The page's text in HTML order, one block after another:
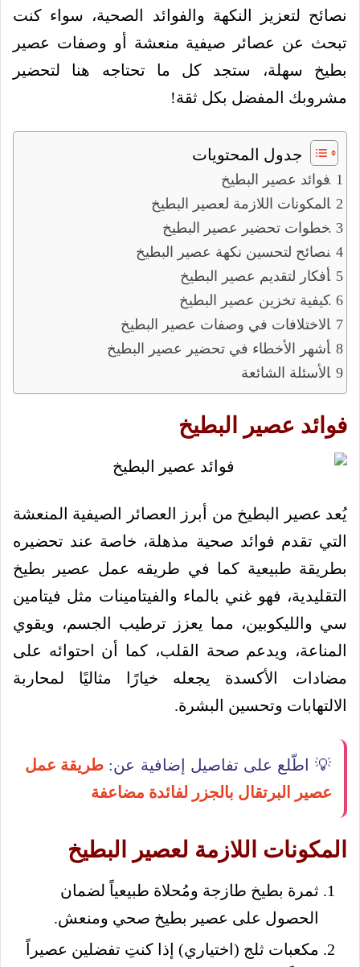
نصائح لتعزيز النكهة والفوائد الصحية، سواء كنت
تبحث عن عصائر صيفية منعشة أو وصفات عصير
بطيخ سهلة، ستجد كل ما تحتاجه هنا لتحضير
مشروبك المفضل بكل ثقة!
جدول المحتويات
فوائد عصير البطيخ
المكونات اللازمة لعصير البطيخ
خطوات تحضير عصير البطيخ
نصائح لتحسين نكهة عصير البطيخ
أفكار لتقديم عصير البطيخ
كيفية تخزين عصير البطيخ
الاختلافات في وصفات عصير البطيخ
أشهر الأخطاء في تحضير عصير البطيخ
الأسئلة الشائعة
فوائد عصير البطيخ
يُعد عصير البطيخ من أبرز العصائر الصيفية المنعشة
التي تقدم فوائد صحية مذهلة، خاصة عند تحضيره
بطريقة طبيعية كما في طريقه عمل عصير بطيخ
التقليدية، فهو غني بالماء والفيتامينات مثل فيتامين
سي والليكوبين، مما يعزز ترطيب الجسم، ويقوي
المناعة، ويدعم صحة القلب، كما أن احتوائه على
مضادات الأكسدة يجعله خيارًا مثاليًا لمحاربة
الالتهابات وتحسين البشرة.
💡 اطّلع على تفاصيل إضافية عن: طريقة عمل
عصير البرتقال بالجزر لفائدة مضاعفة
المكونات اللازمة لعصير البطيخ
ثمرة بطيخ طازجة ومُحلاة طبيعياً لضمان
الحصول على عصير بطيخ صحي ومنعش.
مكعبات ثلج (اختياري) إذا كنتِ تفضلين عصيراً